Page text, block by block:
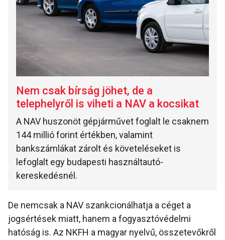
Nem csak bírság jöhet, de a
telephelyről is viheti a NAV a kocsikat
A NAV huszonöt gépjárművet foglalt le csaknem
144 millió forint értékben, valamint
bankszámlákat zárolt és követeléseket is
lefoglalt egy budapesti használtautó-
kereskedésnél.
De nemcsak a NAV szankcionálhatja a céget a
jogsértések miatt, hanem a fogyasztóvédelmi
hatóság is. Az NKFH a magyar nyelvű, összetevőkről